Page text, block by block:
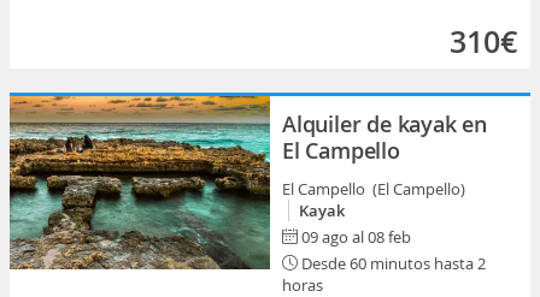
310€
Alquiler de kayak en
El Campello
El Campello (El Campello)
Kayak
09 ago al 08 feb
Desde 60 minutos hasta 2
horas